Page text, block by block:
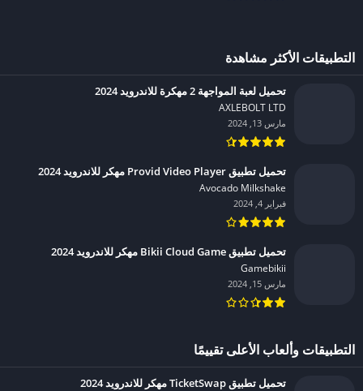
التطبيقات الأكثر مشاهدة
تحميل لعبة المواجهة 2 مهكرة للاندرويد 2024
AXLEBOLT LTD‏
مارس 13, 2024
تحميل تطبيق Provid Video Player مهكر للاندرويد 2024
Avocado Milkshake‏
فبراير 4, 2024
تحميل تطبيق Bikii Cloud Game مهكر للاندرويد 2024
Gamebikii‏
مارس 15, 2024
التطبيقات وألعاب الأعلى تقييمًا
تحميل تطبيق TicketSwap مهكر للاندرويد 2024